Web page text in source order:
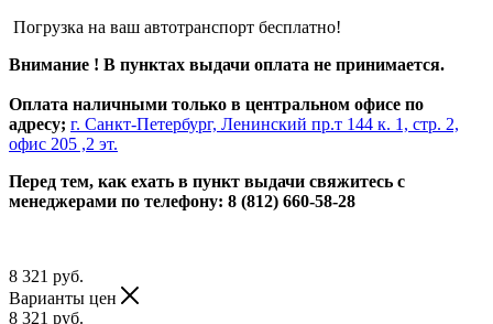
Погрузка на ваш автотранспорт бесплатно!
Внимание ! В пунктах выдачи оплата не принимается.
Оплата наличными только в центральном офисе по
адресу; г. Санкт-Петербург, Ленинский пр.т 144 к. 1, стр. 2,
офис 205 ,2 эт.
Перед тем, как ехать в пункт выдачи свяжитесь с
менеджерами по телефону: 8 (812) 660-58-28
8 321 руб.
Варианты цен
8 321 руб.